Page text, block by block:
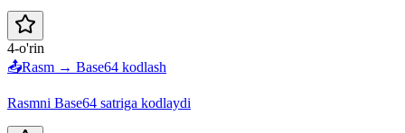
4-o'rin
📤Rasm → Base64 kodlash
Rasmni Base64 satriga kodlaydi